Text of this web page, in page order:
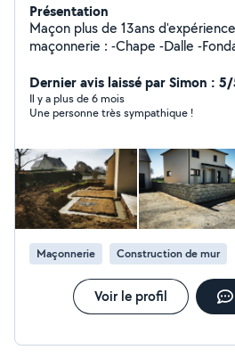
Présentation
Maçon plus de 13ans d'expérience, réalise
maçonnerie : -Chape -Dalle -Fondation -Mur/Mur
Construction d'aménagement
de soutiènement -Maçonnerie
Terrassement -Agrandissent -
trottoir -Réalisation Piscine -Création
bien soignés à prix compétitifs
Dernier avis laissé par Simon :
Il y a plus de 6 mois
Une personne très sympathique !
Maçonnerie Construction de mur
Voir le profil